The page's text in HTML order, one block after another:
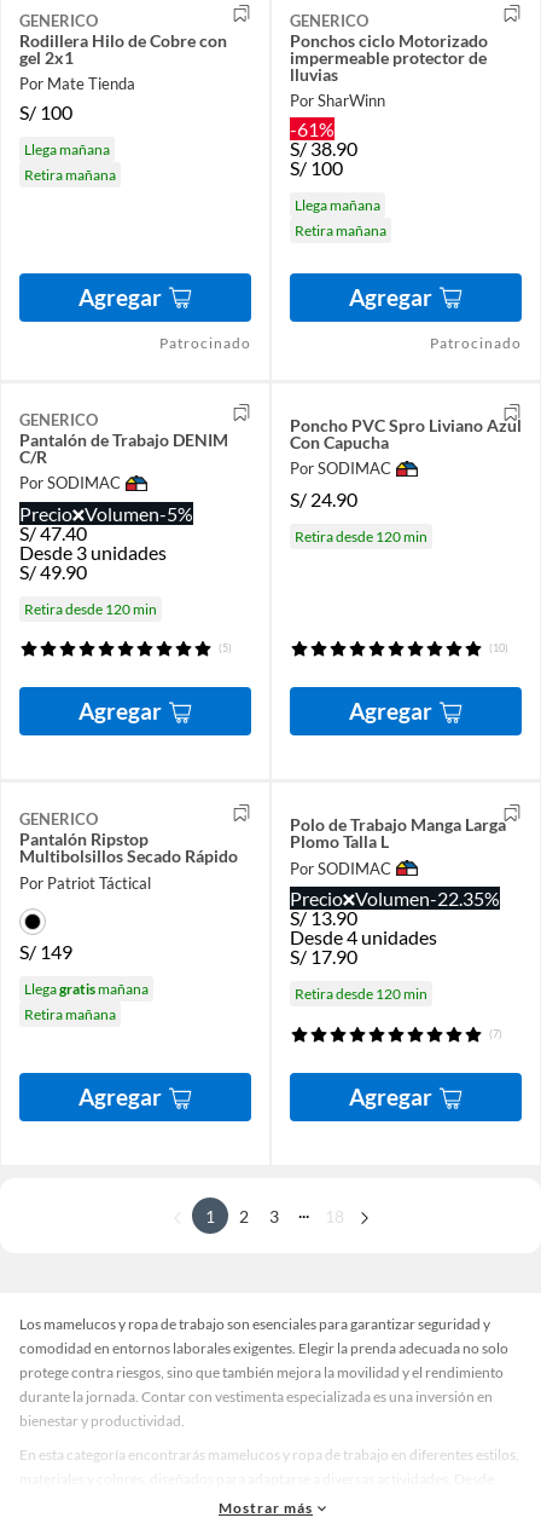
GENERICO
Rodillera Hilo de Cobre con
gel 2x1
Por Mate Tienda
S/ 100
Llega mañana
Retira mañana
Agregar
Patrocinado
GENERICO
Ponchos ciclo Motorizado
impermeable protector de
lluvias
Por SharWinn
-61%
S/38.90
S/ 100
Llega mañana
Retira mañana
Agregar
Patrocinado
GENERICO
Pantalón de Trabajo DENIM
C/R
Por SODIMAC
Precio Volumen-5%
S/47.40
Desde 3 unidades
S/49.90
Retira desde 120 min
(5)
Agregar
Poncho PVC Spro Liviano Azul
Con Capucha
Por SODIMAC
S/ 24.90
Retira desde 120 min
(10)
Agregar
GENERICO
Pantalón Ripstop
Multibolsillos Secado Rápido
Por Patriot Táctical
S/ 149
Llegagratismañana
Retira mañana
Agregar
Polo de Trabajo Manga Larga
Plomo Talla L
Por SODIMAC
Precio Volumen-22.35%
S/13.90
Desde 4 unidades
S/ 17.90
Retira desde 120 min
(7)
Agregar
1 2 3 18
Los mamelucos y ropa de trabajo son esenciales para garantizar seguridad y
comodidad en entornos laborales exigentes. Elegir la prenda adecuada no solo
protege contra riesgos, sino que también mejora la movilidad y el rendimiento
durante la jornada. Contar con vestimenta especializada es una inversión en
bienestar y productividad.
En esta categoría encontrarás mamelucos y ropa de trabajo en diferentes estilos,
opciones ligeras para trabajos en interiores hasta modelos resistentes para
Mostrar más